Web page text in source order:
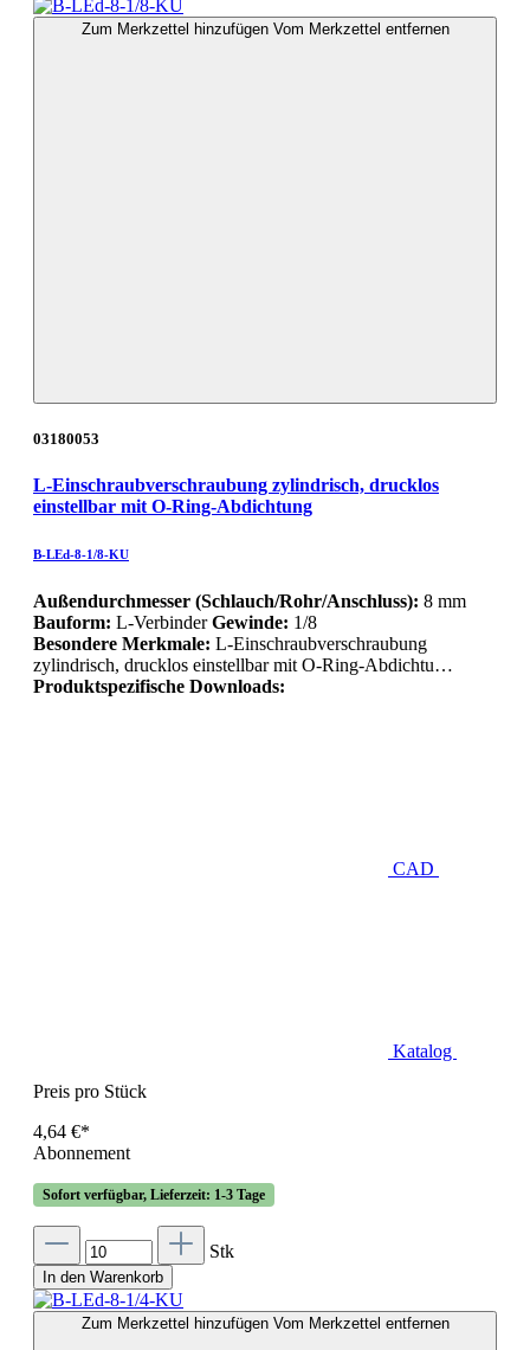
Zum Merkzettel hinzufügen Vom Merkzettel entfernen
03180053
L-Einschraubverschraubung zylindrisch, drucklos
einstellbar mit O-Ring-Abdichtung
B-LEd-8-1/8-KU
Außendurchmesser (Schlauch/Rohr/Anschluss): 8 mm
Bauform: L-VerbinderGewinde: 1/8
Besondere Merkmale: L-Einschraubverschraubung
zylindrisch, drucklos einstellbar mit O-Ring-Abdichtu…
Produktspezifische Downloads:
CAD
Katalog
Preis pro Stück
4,64 €*
Abonnement
Sofort verfügbar, Lieferzeit: 1-3 Tage
Stk
In den Warenkorb
Zum Merkzettel hinzufügen Vom Merkzettel entfernen